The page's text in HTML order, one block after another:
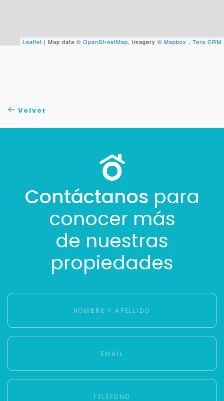
Leaflet | Map data © OpenStreetMap, Imagery © Mapbox , Tera CRM
Volver
Contáctanos para
conocer más
de nuestras
propiedades
Tus datos están seguros
Buscamos darte la mejor experiencia.
Con estos datos podemos responderte mejor y
más rápido.